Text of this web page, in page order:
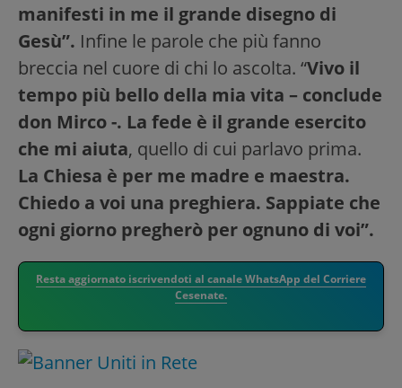
manifesti in me il grande disegno di
Gesù”. Infine le parole che più fanno
breccia nel cuore di chi lo ascolta. “Vivo il
tempo più bello della mia vita – conclude
don Mirco -. La fede è il grande esercito
che mi aiuta, quello di cui parlavo prima.
La Chiesa è per me madre e maestra.
Chiedo a voi una preghiera. Sappiate che
ogni giorno pregherò per ognuno di voi”.
Resta aggiornato iscrivendoti al canale WhatsApp del Corriere
Cesenate.